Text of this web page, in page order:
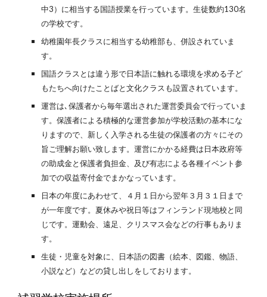
中3）に相当する国語授業を行っています。生徒数約130名
の学校です。
幼稚園年長クラスに相当する幼稚部も、併設されていま
す。
国語クラスとは違う形で日本語に触れる環境を求める子ど
もたちへ向けたことばと文化クラスも設置されています。
運営は､保護者から毎年選出された運営委員会で行っていま
す。保護者による積極的な運営参加が学校活動の基本にな
りますので、新しく入学される生徒の保護者の方々にその
旨ご理解お願い致します。運営にかかる経費は日本政府等
の助成金と保護者負担金、及び有志による各種イベント参
加での収益寄付金でまかなっています。
日本の年度にあわせて、４月１日から翌年３月３１日まで
が一年度です。夏休みや祝日等はフィンランド現地校と同
じです。運動会、遠足、クリスマス会などの行事もありま
す。
生徒・児童を対象に、日本語の図書（絵本、図鑑、物語、
小説など）などの貸し出しをしております。